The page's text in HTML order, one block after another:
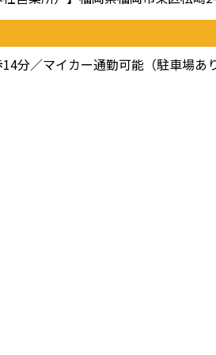
分／マイカー通勤可能（駐車場あ